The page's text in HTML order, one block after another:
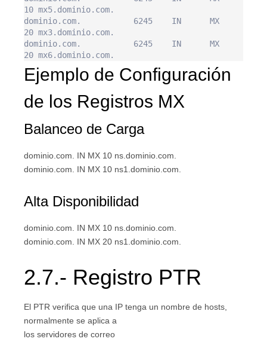
10 mx5.dominio.com.
dominio.com.           6245    IN      MX
20 mx3.dominio.com.
dominio.com.           6245    IN      MX
Ejemplo de Configuración
de los Registros MX
Balanceo de Carga
dominio.com. IN MX 10 ns.dominio.com.
dominio.com. IN MX 10 ns1.dominio.com.
Alta Disponibilidad
dominio.com. IN MX 10 ns.dominio.com.
dominio.com. IN MX 20 ns1.dominio.com.
2.7.- Registro PTR
El PTR verifica que una IP tenga un nombre de hosts,
normalmente se aplica a
los servidores de correo